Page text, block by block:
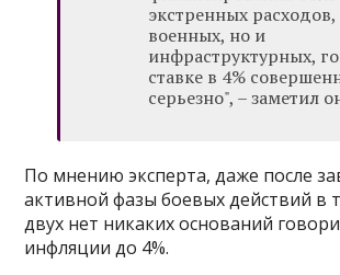
экстренных
военных, но и
инфраструктурных,
ставке в 4%
серьезно", – заметил
По мнению эксперта, даже после
активной фазы боевых действий в
двух нет никаких оснований
инфляции до 4%.